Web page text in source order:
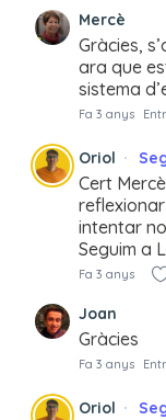
Mercè
Gràcies,
ara que
sistema
Fa 3 anys
Oriol
Cert
intentar
Seguim a
Fa 3 anys
Joan
Gràcies
Fa 3 anys
Oriol